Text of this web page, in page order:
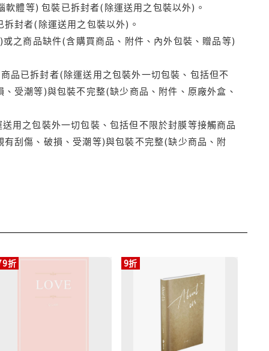
體等) 包裝已拆封者(除運送用之包裝以外)。
封者(除運送用之包裝以外)。
之商品缺件(含購買商品、附件、內外包裝、贈品等)
品已拆封者(除運送用之包裝外一切包裝、包括但不
受潮等)與包裝不完整(缺少商品、附件、原廠外盒、
用之包裝外一切包裝、包括但不限於封膜等接觸商品
刮傷、破損、受潮等)與包裝不完整(缺少商品、附
折 9折